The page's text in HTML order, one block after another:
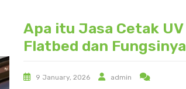
Apa itu Jasa Cetak UV
Flatbed dan Fungsinya
9 January, 2026 admin